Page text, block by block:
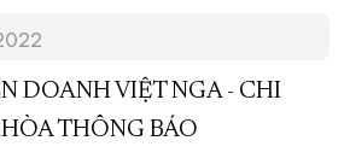
CHÍNH
MỚI LỊCH CẮT ĐIỆN
DOANH VIỆT NGA - CHI
THÔNG BÁO